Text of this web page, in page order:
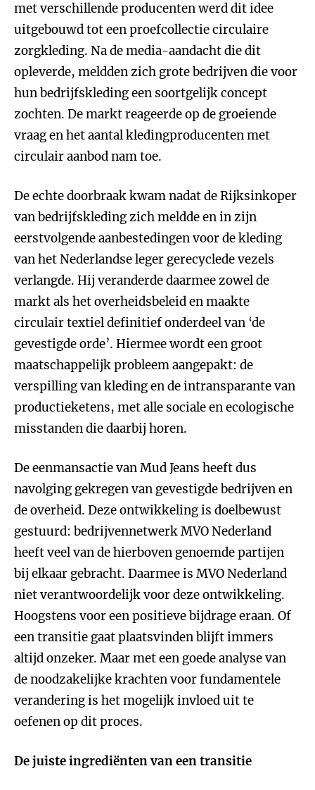
met verschillende producenten werd dit idee
uitgebouwd tot een proefcollectie circulaire
zorgkleding. Na de media-aandacht die dit
opleverde, meldden zich grote bedrijven die voor
hun bedrijfskleding een soortgelijk concept
zochten. De markt reageerde op de groeiende
vraag en het aantal kledingproducenten met
circulair aanbod nam toe.
De echte doorbraak kwam nadat de Rijksinkoper
van bedrijfskleding zich meldde en in zijn
eerstvolgende aanbestedingen voor de kleding
van het Nederlandse leger gerecyclede vezels
verlangde. Hij veranderde daarmee zowel de
markt als het overheidsbeleid en maakte
circulair textiel definitief onderdeel van ‘de
gevestigde orde’. Hiermee wordt een groot
maatschappelijk probleem aangepakt: de
verspilling van kleding en de intransparante van
productieketens, met alle sociale en ecologische
misstanden die daarbij horen.
De eenmansactie van Mud Jeans heeft dus
navolging gekregen van gevestigde bedrijven en
de overheid. Deze ontwikkeling is doelbewust
gestuurd: bedrijvennetwerk MVO Nederland
heeft veel van de hierboven genoemde partijen
bij elkaar gebracht. Daarmee is MVO Nederland
niet verantwoordelijk voor deze ontwikkeling.
Hoogstens voor een positieve bijdrage eraan. Of
een transitie gaat plaatsvinden blijft immers
altijd onzeker. Maar met een goede analyse van
de noodzakelijke krachten voor fundamentele
verandering is het mogelijk invloed uit te
oefenen op dit proces.
De juiste ingrediënten van een transitie